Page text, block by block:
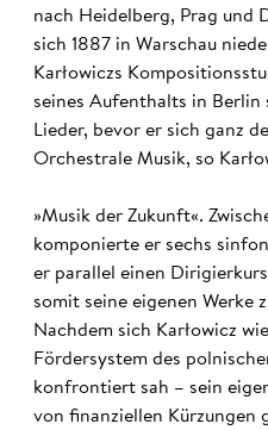
nach Heidelberg, Prag und
sich 1887 in Warschau
Karłowiczs
seines Aufenthalts in Berlin
Lieder, bevor er sich ganz
Orchestrale Musik, so
»Musik der Zukunft«.
komponierte er sechs
er parallel einen
somit seine eigenen Werke
Nachdem sich Karłowicz
Fördersystem des
konfrontiert sah – sein
von finanziellen Kürzungen